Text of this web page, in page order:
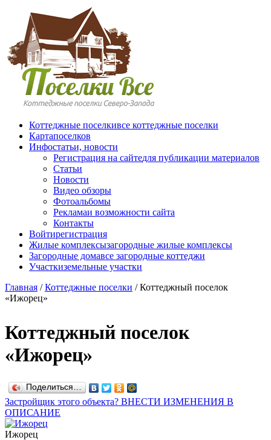
Перейти к основному содержанию
Коттеджные поселкивсе коттеджные поселки
Картапоселков
Инфостатьи, новости
Регистрация на сайтедля публикации материалов
Статьи
Новости
Видео обзоры
Фотоальбомы
Рекламаи возможности сайта
Контакты
Войтирегистрация
Жилые комплексызагородные жилые комплексы
Загородные домавсе загородные коттеджи
Участкиземельные участки
Главная / Коттеджные поселки /Коттеджный поселок
«Ижорец»
Коттеджный поселок
«Ижорец»
Поделиться…
Застройщик этого объекта? ВНЕСТИ ИЗМЕНЕНИЯ В
ОПИСАНИЕ
Ижорец